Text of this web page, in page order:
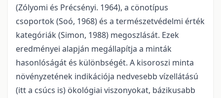
(Zólyomi és Précsényi. 1964), a cönotípus
csoportok (Soó, 1968) és a természetvédelmi érték
kategóriák (Simon, 1988) megoszlását. Ezek
eredményei alapján megállapítja a minták
hasonlóságát és különbségét. A kisoroszi minta
növényzetének indikációja nedvesebb vízellátású
(itt a csúcs is) ökológiai viszonyokat, bázikusabb